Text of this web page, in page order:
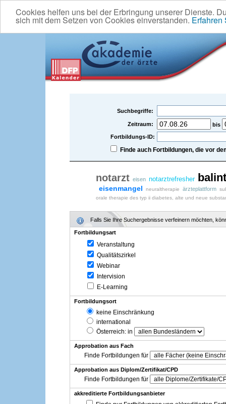
Cookies helfen uns bei der Erbringung unserer Dienste.
sich mit dem Setzen von Cookies einverstanden. Erfahren
Suchbegriffe:
Zeitraum:
bis
Fortbildungs-ID:
Finde auch Fortbildungen, die vor
notarzt eisen notarztrefresher balint
eisenmangel neuraltherapie ärzteplattform
orale therapie des typ ii diabetes, alte und neue
Falls Sie Ihre Suchergebnisse verfeinern möchten,
Fortbildungsart
Veranstaltung
Qualitätszirkel
Webinar
Intervision
E-Learning
Fortbildungsort
keine Einschränkung
international
Österreich: in
Approbation aus Fach
Finde Fortbildungen für
Approbation aus Diplom/Zertifikat/CPD
Finde Fortbildungen für
akkreditierte Fortbildungsanbieter